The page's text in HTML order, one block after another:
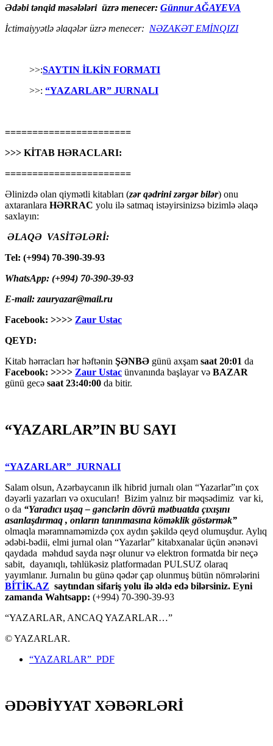
Ədəbi tənqid məsələləri üzrə menecer: Günnur AĞAYEVA
İctimaiyyətlə əlaqələr üzrə menecer: NƏZAKƏT EMİNQIZI
>>:SAYTIN İLKİN FORMATI
>>: “YAZARLAR” JURNALI
=======================
>>> KİTAB HƏRACLARI:
=======================
Əlinizdə olan qiymətli kitabları (zər qədrini zərgər bilər) onu
axtaranlara HƏRRAC yolu ilə satmaq istəyirsinizsə bizimlə əlaqə
saxlayın:
ƏLAQƏ VASİTƏLƏRİ:
Tel: (+994) 70-390-39-93
WhatsApp: (+994) 70-390-39-93
E-mail: zauryazar@mail.ru
Facebook: >>>> Zaur Ustac
QEYD:
Kitab hərracları hər həftənin ŞƏNBƏ günü axşam saat 20:01 da
Facebook: >>>> Zaur Ustac ünvanında başlayar və BAZAR
günü gecə saat 23:40:00 da bitir.
“YAZARLAR”IN BU SAYI
“YAZARLAR” JURNALI
Salam olsun, Azərbaycanın ilk hibrid jurnalı olan “Yazarlar”ın çox
dəyərli yazarları və oxucuları! Bizim yalnız bir məqsədimiz var ki,
o da “Yaradıcı uşaq – gәnclәrin dövrü mәtbuatda çıxışını
asanlaşdırmaq , onların tanınmasına kömәklik göstәrmәk”
olmaqla məramnaməmizdə çox aydın şəkildə qeyd olumuşdur. Aylıq
ədəbi-bədii, elmi jurnal olan “Yazarlar” kitabxanalar üçün ənənəvi
qaydada məhdud sayda nəşr olunur və elektron formatda bir neçə
sabit, dayanıqlı, təhlükəsiz platformadan PULSUZ olaraq
yayımlanır. Jurnalın bu günə qədər çap olunmuş bütün nömrələrini
BİTİK.AZ saytından sifariş yolu ilə əldə edə bilərsiniz. Eyni
zamanda Wahtsapp: (+994) 70-390-39-93
“YAZARLAR, ANCAQ YAZARLAR…”
© YAZARLAR.
“YAZARLAR” PDF
ƏDƏBİYYAT XƏBƏRLƏRİ